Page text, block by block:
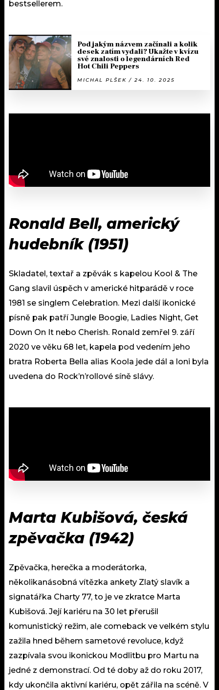
bestsellerem.
Pod jakým názvem začínali a kolik
desek zatím vydali? Ukažte v kvízu
své znalosti o legendárních Red
Hot Chili Peppers
MICHAL PLŠEK / 24. 10. 2025
Ronald Bell, americký
hudebník (1951)
Skladatel, textař a zpěvák s kapelou Kool & The
Gang slavil úspěch v americké hitparádě v roce
1981 se singlem Celebration. Mezi další ikonické
písně pak patří Jungle Boogie, Ladies Night, Get
Down On It nebo Cherish. Ronald zemřel 9. září
2020 ve věku 68 let, kapela pod vedením jeho
bratra Roberta Bella alias Koola jede dál a loni byla
uvedena do Rock’n’rollové síně slávy.
Marta Kubišová, česká
zpěvačka (1942)
Zpěvačka, herečka a moderátorka,
několikanásobná vítězka ankety Zlatý slavík a
signatářka Charty 77, to je ve zkratce Marta
Kubišová. Její kariéru na 30 let přerušil
komunistický režim, ale comeback ve velkém stylu
zažila hned během sametové revoluce, když
zazpívala svou ikonickou Modlitbu pro Martu na
jedné z demonstrací. Od té doby až do roku 2017,
kdy ukončila aktivní kariéru, opět zářila na scéně. V